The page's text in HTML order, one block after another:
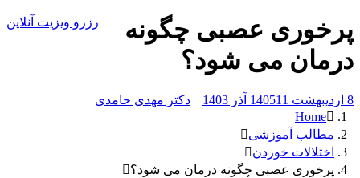
رزرو ویزیت آنلاین
پرخوری عصبی چگونه
درمان می شود؟
8 اردیبهشت 1405 11 آذر 1403
دکتر مهدی حامدی
Home
مطالب آموزشی
اختلالات خوردن
پرخوری عصبی چگونه درمان می شود؟